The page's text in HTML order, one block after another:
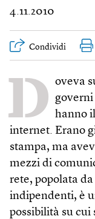
4.11.2010
Condividi
D oveva
governi
hanno
internet. Erano
stampa, ma
mezzi di
rete, popolata
indipendenti, è
possibilità su cui